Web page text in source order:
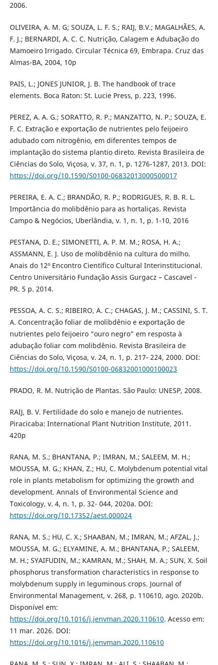
2006.
OLIVEIRA, A. M. G; SOUZA, L. F. S.; RAIJ, B.V.; MAGALHÃES, A.
F. J.; BERNARDI, A. C. C. Nutrição, Calagem e Adubação do
Mamoeiro Irrigado. Circular Técnica 69, Embrapa. Cruz das
Almas-BA, 2004, 10p
PAIS, L.; JONES JUNIOR, J. B. The handbook of trace
elements. Boca Raton: St. Lucie Press, p. 223, 1996.
PEREZ, A. A. G.; SORATTO, R. P.; MANZATTO, N. P.; SOUZA, E.
F. C. Extração e exportação de nutrientes pelo feijoeiro
adubado com nitrogênio, em diferentes tempos de
implantação do sistema plantio direto. Revista Brasileira de
Ciências do Solo, Viçosa, v. 37, n. 1, p. 1276-1287, 2013. DOI:
https://doi.org/10.1590/S0100-06832013000500017
PEREIRA, E. A. C.; BRANDÃO, R. P.; RODRIGUES, R. B. R. L.
Importância do molibdênio para as hortaliças. Revista
Campo & Negócios, Uberlândia, v. 1, n. 1, p. 1-10, 2016
PESTANA, D. E.; SIMONETTI, A. P. M. M.; ROSA, H. A.;
ASSMANN, E. J. Uso de molibdênio na cultura do milho.
Anais do 12º Encontro Científico Cultural Interinstitucional.
Centro Universitário Fundação Assis Gurgacz – Cascavel -
PR. 5 p. 2014.
PESSOA, A. C. S.; RIBEIRO, A. C.; CHAGAS, J. M.; CASSINI, S. T.
A. Concentração foliar de molibdênio e exportação de
nutrientes pelo feijoeiro “ouro negro” em resposta à
adubação foliar com molibdênio. Revista Brasileira de
Ciências do Solo, Viçosa, v. 24, n. 1, p. 217- 224, 2000. DOI:
https://doi.org/10.1590/S0100-06832001000100023
PRADO, R. M. Nutrição de Plantas. São Paulo: UNESP, 2008.
RAIJ, B. V. Fertilidade do solo e manejo de nutrientes.
Piracicaba: International Plant Nutrition Institute, 2011.
420p
RANA, M. S.; BHANTANA, P.; IMRAN, M.; SALEEM, M. H.;
MOUSSA, M. G.; KHAN, Z.; HU, C. Molybdenum potential vital
role in plants metabolism for optimizing the growth and
development. Annals of Environmental Science and
Toxicology, v. 4, n. 1, p. 32- 044, 2020a. DOI:
https://doi.org/10.17352/aest.000024
RANA, M. S.; HU, C. X.; SHAABAN, M.; IMRAN, M.; AFZAL, J.;
MOUSSA, M. G.; ELYAMINE, A. M.; BHANTANA, P.; SALEEM,
M. H.; SYAIFUDIN, M.; KAMRAN, M.; SHAH, M. A.; SUN, X. Soil
phosphorus transformation characteristics in response to
molybdenum supply in leguminous crops. Journal of
Environmental Management, v. 268, p. 110610, ago. 2020b.
Disponível em:
https://doi.org/10.1016/j.jenvman.2020.110610. Acesso em:
11 mar. 2026. DOI:
https://doi.org/10.1016/j.jenvman.2020.110610